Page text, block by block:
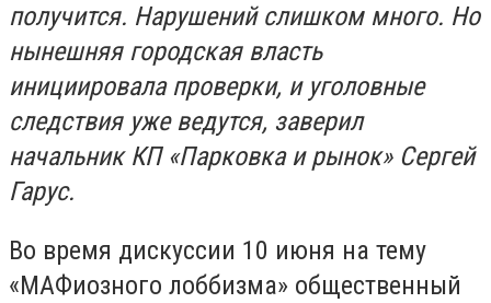
получится. Нарушений слишком много. Но
нынешняя городская власть
инициировала проверки, и уголовные
следствия уже ведутся, заверил
начальник КП «Парковка и рынок» Сергей
Гарус.
Во время дискуссии 10 июня на тему
«МАФиозного лоббизма» общественный